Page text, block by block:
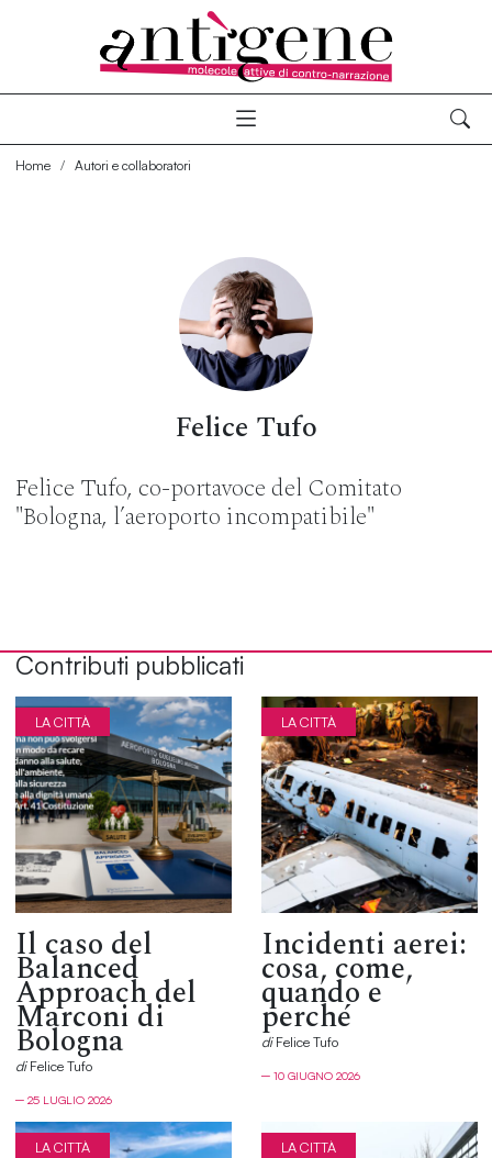
Home Autori e collaboratori
Felice Tufo
Felice Tufo, co-portavoce del Comitato
"Bologna, l’aeroporto incompatibile"
Contributi pubblicati
LA CITTÀ
Il caso del
Balanced
Approach del
Marconi di
Bologna
diFelice Tufo
─ 25 LUGLIO 2026
LA CITTÀ
Incidenti aerei:
cosa, come,
quando e
perché
diFelice Tufo
─ 10 GIUGNO 2026
LA CITTÀ LA CITTÀ